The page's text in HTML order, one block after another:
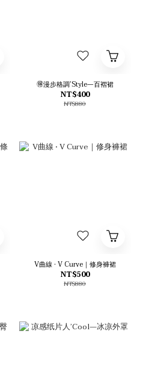
🉐漫步格調’Style—百褶裙
NT$400
NT$880
V曲線 • V Curve｜修身褲裙
NT$500
NT$880